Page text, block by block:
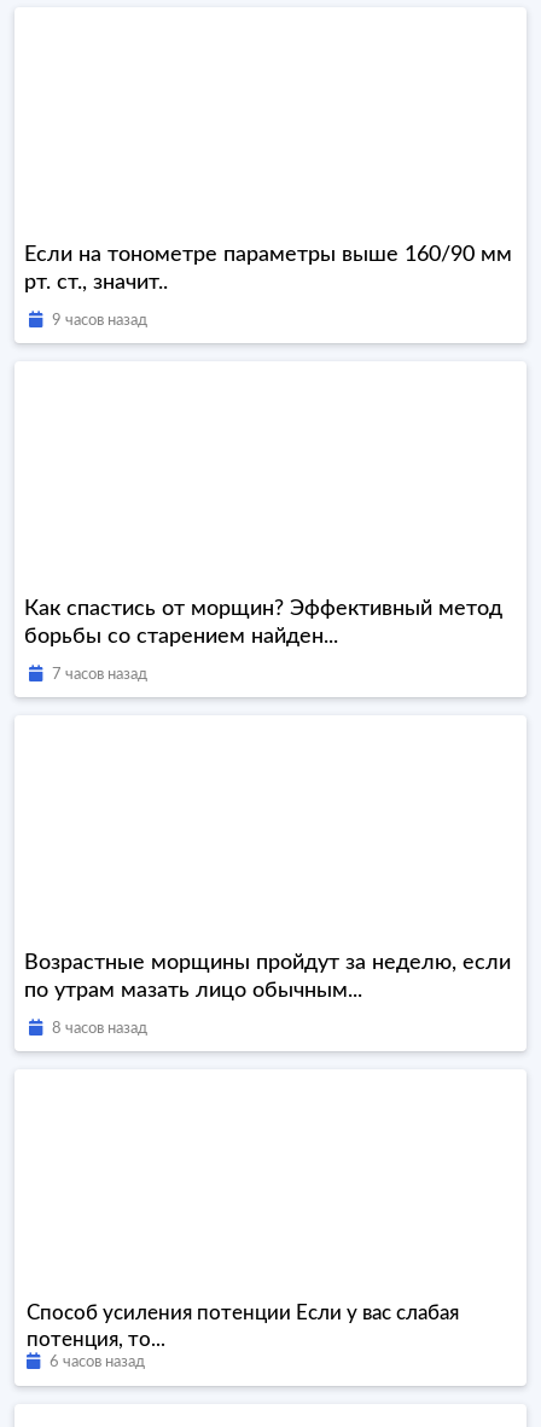
Если на тонометре параметры выше 160/90 мм
рт. ст., значит..
9 часов назад
Как спастись от морщин? Эффективный метод
борьбы со старением найден...
7 часов назад
Возрастные морщины пройдут за неделю, если
по утрам мазать лицо обычным...
8 часов назад
Способ усиления потенции Если у вас слабая
потенция, то...
6 часов назад